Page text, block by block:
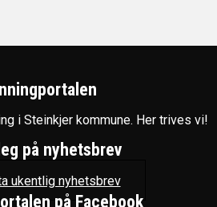
i Steinkjer kommune. Her trives vi!
på nyhetsbrev
ukentlig nyhetsbrev
på Facebook